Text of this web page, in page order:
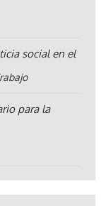
social en el
para la